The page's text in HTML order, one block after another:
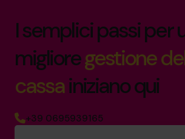
I semplici passi per
miglioregestione
cassainiziano qui
+39 0695939165